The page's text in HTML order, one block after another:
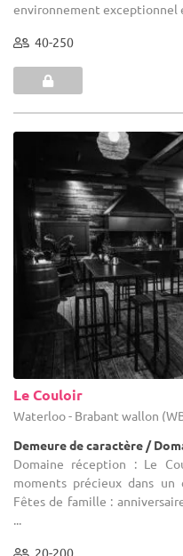
environnement exceptionnel
40-250
Le Couloir
Waterloo - Brabant wallon
Demeure de caractère /
Domaine réception : Le
moments précieux dans
Fêtes de famille :
...
20-200